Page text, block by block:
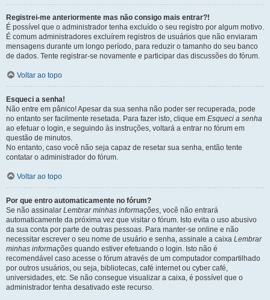
Registrei-me anteriormente mas não consigo mais entrar?!
É possível que o administrador tenha excluído o seu registro por algum motivo.
É comum administradores excluírem registros de usuários que não enviaram
mensagens durante um longo período, para reduzir o tamanho do seu banco
de dados. Tente registrar-se novamente e participar das discussões do fórum.
Voltar ao topo
Esqueci a senha!
Não entre em pânico! Apesar da sua senha não poder ser recuperada, pode
no entanto ser facilmente resetada. Para fazer isto, clique em Esqueci a senha
ao efetuar o login, e seguindo às instruções, voltará a entrar no fórum em
questão de minutos.
No entanto, caso você não seja capaz de resetar sua senha, então tente
contatar o administrador do fórum.
Voltar ao topo
Por que entro automaticamente no fórum?
Se não assinalar Lembrar minhas informações, você não entrará
automaticamente da próxima vez que visitar o fórum. Isto evita o uso abusivo
da sua conta por parte de outras pessoas. Para manter-se online e não
necessitar escrever o seu nome de usuário e senha, assinale a caixa Lembrar
minhas informações quando estiver efetuando o login. Isto não é
recomendável caso acesse o fórum através de um computador compartilhado
por outros usuários, ou seja, bibliotecas, café internet ou cyber café,
universidades, etc. Se não consegue visualizar a caixa, é possível que o
administrador tenha desativado este recurso.